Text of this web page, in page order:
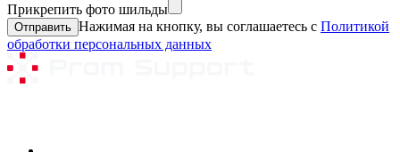
Прикрепить фото шильды
Нажимая на кнопку, вы соглашаетесь с Политикой
обработки персональных данных